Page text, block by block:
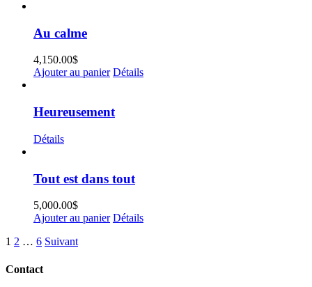
Au calme
4,150.00$
Ajouter au panier Détails
Heureusement
Détails
Tout est dans tout
5,000.00$
Ajouter au panier Détails
1 2 … 6 Suivant
Contact